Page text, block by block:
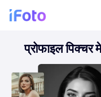
लॉग इन करें
एआई फोटो संपादक
प्रोफाइल